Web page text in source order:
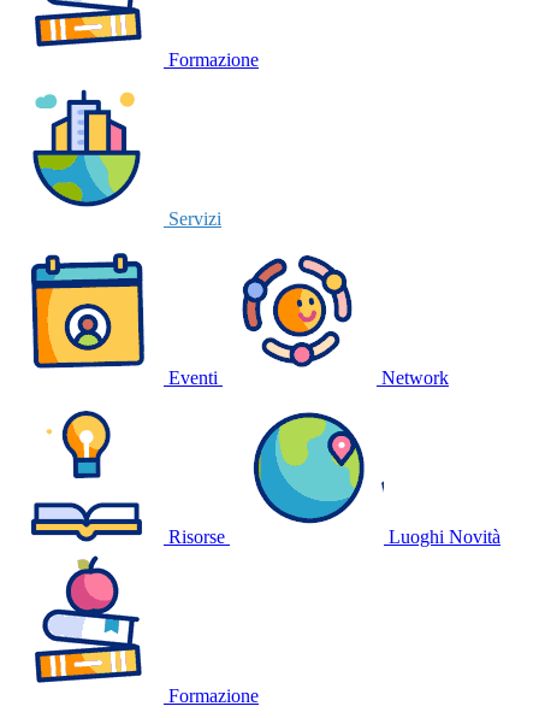
Formazione
Servizi
Eventi Network
Risorse Luoghi Novità
Formazione